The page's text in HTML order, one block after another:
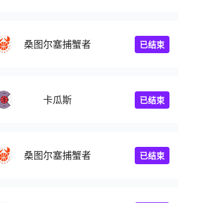
桑图尔塞捕蟹者 已结束
卡瓜斯 已结束
桑图尔塞捕蟹者 已结束